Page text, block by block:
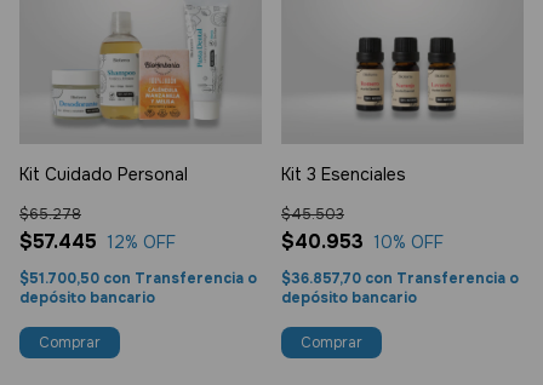
Kit Cuidado Personal
$57.445
$65.278
12% OFF
$51.700,50 con Transferencia o
depósito bancario
Comprar
Kit 3 Esenciales
$40.953
$45.503
10% OFF
$36.857,70 con Transferencia o
depósito bancario